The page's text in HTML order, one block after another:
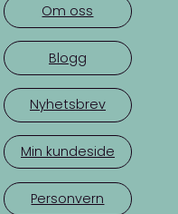
Om oss
Blogg
Nyhetsbrev
Min kundeside
Personvern